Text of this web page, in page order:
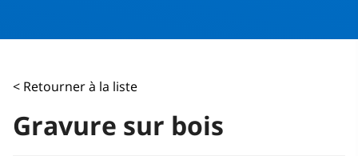
< Retourner à la liste
Gravure sur bois